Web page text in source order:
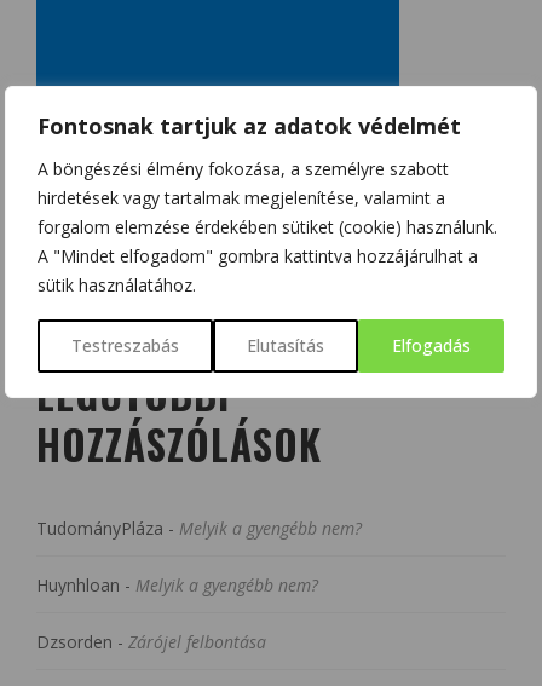
Fontosnak tartjuk az adatok védelmét
A böngészési élmény fokozása, a személyre szabott
hirdetések vagy tartalmak megjelenítése, valamint a
forgalom elemzése érdekében sütiket (cookie) használunk.
A "Mindet elfogadom" gombra kattintva hozzájárulhat a
sütik használatához.
Testreszabás Elutasítás Elfogadás
LEGUTÓBBI
HOZZÁSZÓLÁSOK
TudományPláza - Melyik a gyengébb nem?
Huynhloan - Melyik a gyengébb nem?
Dzsorden - Zárójel felbontása